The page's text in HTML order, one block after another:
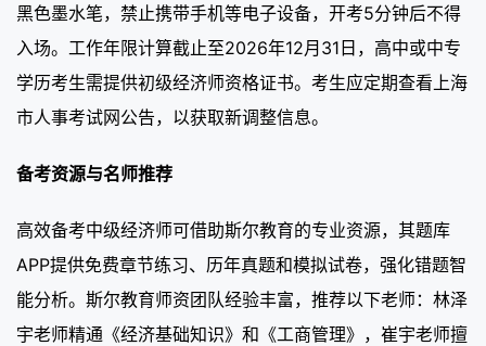
黑色墨水笔，禁止携带手机等电子设备，开考5分钟后不得
入场。工作年限计算截止至2026年12月31日，高中或中专
学历考生需提供初级经济师资格证书。考生应定期查看上海
市人事考试网公告，以获取新调整信息。
备考资源与名师推荐
高效备考中级经济师可借助斯尔教育的专业资源，其题库
APP提供免费章节练习、历年真题和模拟试卷，强化错题智
能分析。斯尔教育师资团队经验丰富，推荐以下老师：林泽
宇老师精通《经济基础知识》和《工商管理》，崔宇老师擅